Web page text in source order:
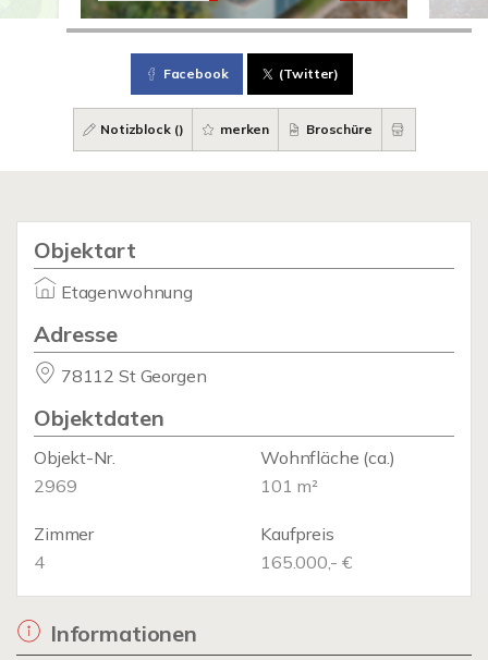
Facebook (Twitter)
Notizblock () merken Broschüre
Objektart
Etagenwohnung
Adresse
78112 St Georgen
Objektdaten
Objekt-Nr.
2969
Wohnfläche (ca.)
101 m²
Zimmer
4
Kaufpreis
165.000,- €
Informationen